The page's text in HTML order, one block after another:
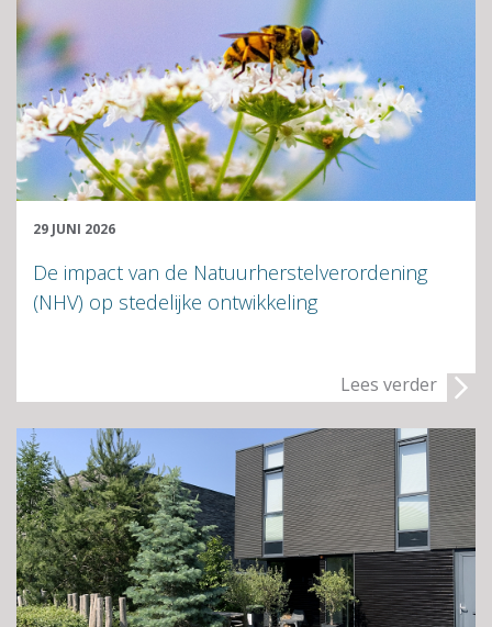
29 JUNI 2026
De impact van de Natuurherstelverordening
(NHV) op stedelijke ontwikkeling
Lees verder